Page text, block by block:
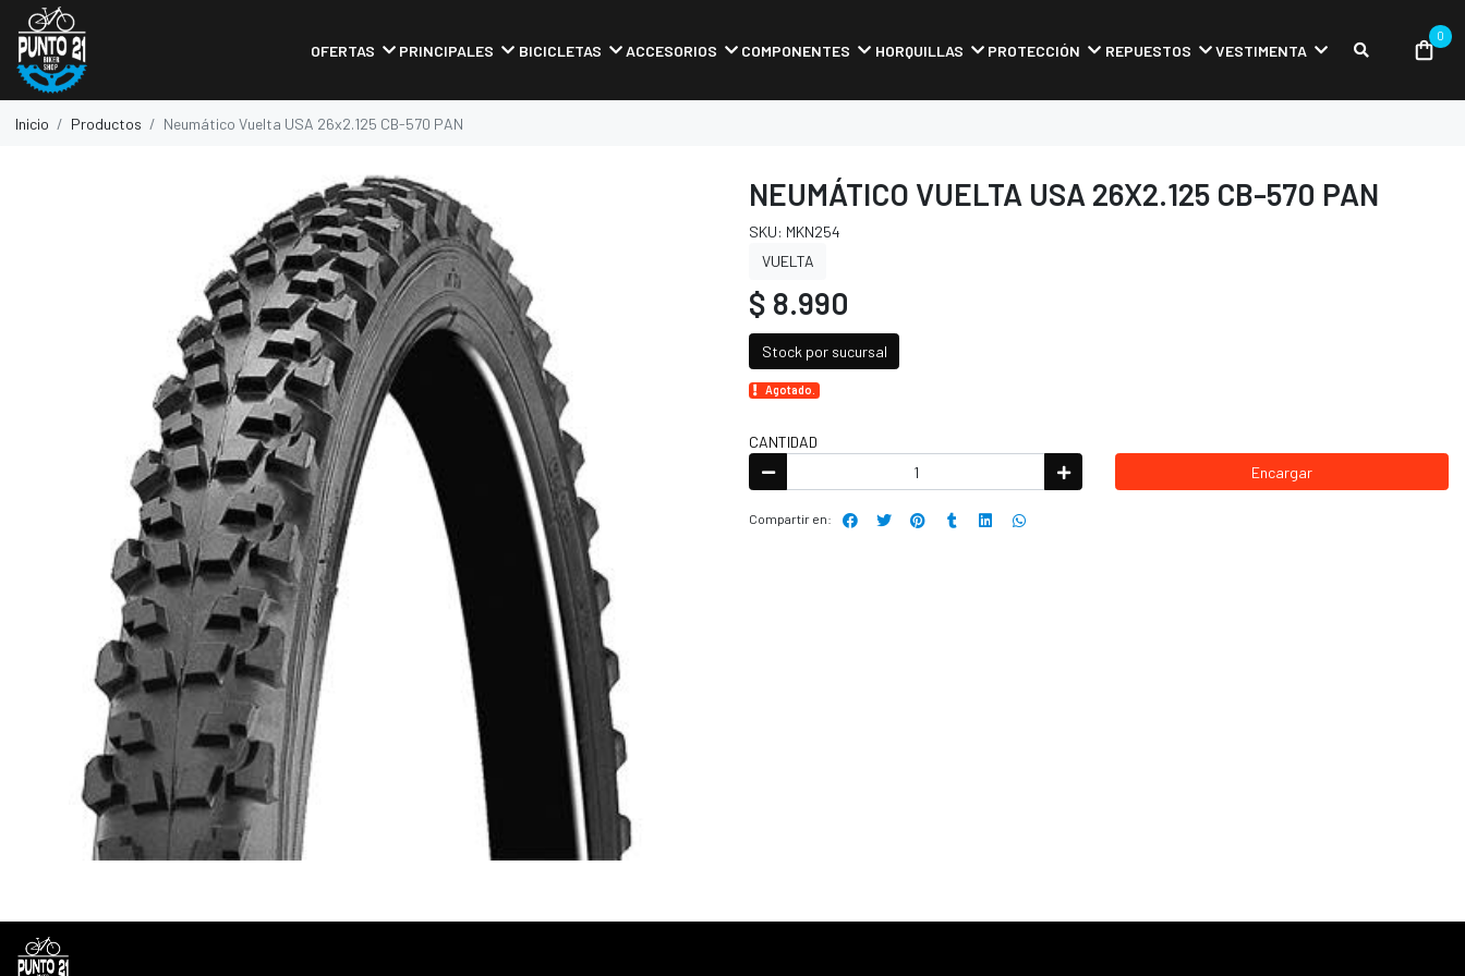
OFERTAS PRINCIPALES BICICLETAS ACCESORIOS COMPONENTES HORQUILLAS PROTECCIÓN REPUESTOS VESTIMENTA
0
Inicio Productos Neumático Vuelta USA 26x2.125 CB-570 PAN
NEUMÁTICO VUELTA USA 26X2.125 CB-570 PAN
SKU: MKN254
VUELTA
$ 8.990
Stock por sucursal
Agotado.
CANTIDAD
Encargar
Compartir en: